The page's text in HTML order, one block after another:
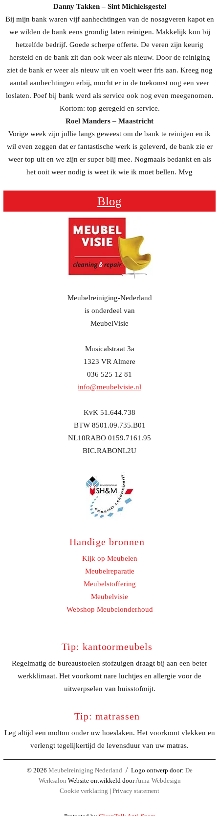
Danny Takken – Sint Michielsgestel
Bij mijn bank waren vijf aanhechtingen van de nosagveren kapot en
we wilden de bank eens grondig laten reinigen. Makkelijk kon bij
hetzelfde bedrijf. Goede scherpe offerte. De veren zijn keurig
hersteld en de bank zit dan ook weer als nieuw. Door de reiniging
ziet de bank er weer als nieuw uit en voelt weer fris aan. Kreeg nog
aantal aanhechtingen erbij, mocht er in de toekomst nog een veer
loslaten. Poef bij bank werd als service ook nog even meegenomen.
Kortom: top geregeld en service.
Roel Manders – Maastricht
Vorige week zijn jullie langs geweest om de bank te reinigen en ik
wil even zeggen dat er fantastische werk is geleverd, de bank zie er
weer top uit en we zijn er super blij mee. Nogmaals bedankt en als
het ooit weer nodig is weet ik wie ik moet bellen. Mvg
Blog
Meubelreiniging-Nederland
is onderdeel van
MeubelVisie
Musicalstraat 3a
1323 VR Almere
036 525 12 81
info@meubelvisie.nl
KvK 51.644.738
BTW 8501.09.735.B01
NL10RABO 0159.7161.95
BIC.RABONL2U
Handige bronnen
Kijk op Meubelen
Meubelreparatie
Meubelstoffering
Meubelvisie
Webshop Meubelonderhoud
Tip: kantoormeubels
Regelmatig de bureaustoelen stofzuigen draagt bij aan een beter
werkklimaat. Het voorkomt nare luchtjes en allergie voor de
uitwerpselen van huisstofmijt.
Tip: matrassen
Leg altijd een molton onder uw hoeslaken. Het voorkomt vlekken en
verlengt tegelijkertijd de levensduur van uw matras.
© 2026 Meubelreiniging Nederland Logo ontwerp door: De
Werksalon Website ontwikkeld doorAnna-Webdesign
Cookie verklaring | Privacy statement